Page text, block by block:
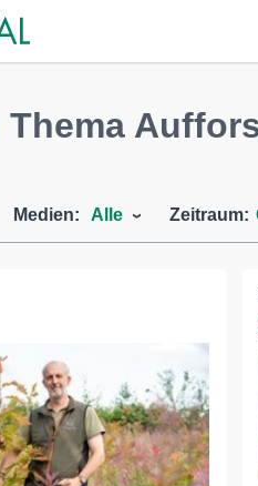
Medien: Alle Zeitraum: